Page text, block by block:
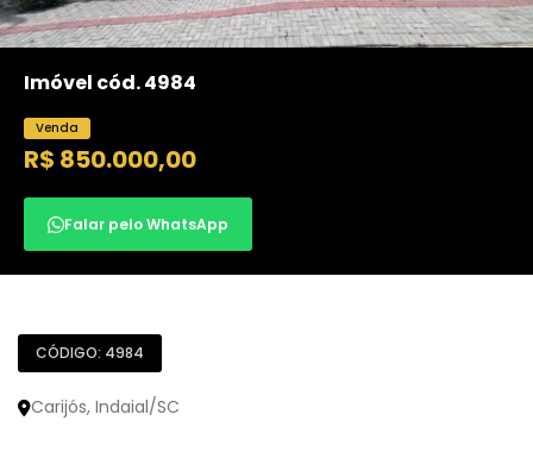
Imóvel cód. 4984
Venda
R$ 850.000,00
Falar pelo WhatsApp
CÓDIGO: 4984
Carijós, Indaial/SC